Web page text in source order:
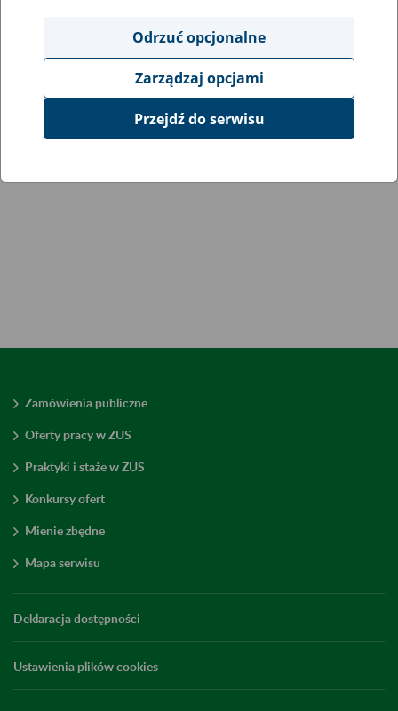
Zamówienia publiczne
Oferty pracy w ZUS
Praktyki i staże w ZUS
Konkursy ofert
Mienie zbędne
Mapa serwisu
Deklaracja dostępności
Ustawienia plików cookies
Odrzuć opcjonalne
Zarządzaj opcjami
Przejdź do serwisu